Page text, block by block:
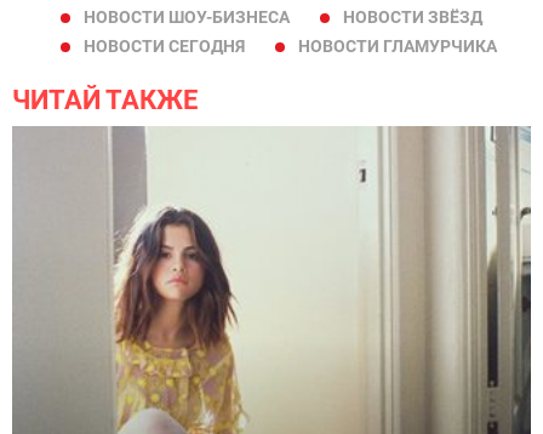
НОВОСТИ ШОУ-БИЗНЕСА
НОВОСТИ ЗВЁЗД
НОВОСТИ СЕГОДНЯ
НОВОСТИ ГЛАМУРЧИКА
ЧИТАЙ ТАКЖЕ